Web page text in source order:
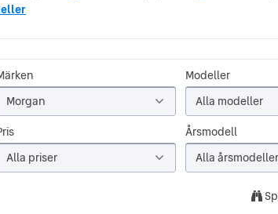
Morgan
Modeller
Alla modeller
Alla priser
Årsmodell
Alla årsmodeller